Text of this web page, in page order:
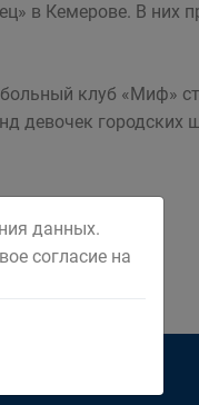
в Кемерове. В них
клуб «Миф»
девочек
данных.
согласие на